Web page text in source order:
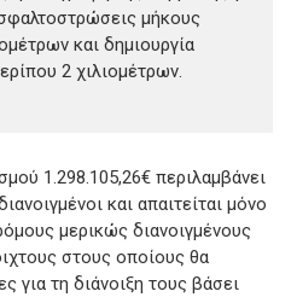
μήκους
και δημιουργία
2 χιλιομέτρων.
1.298.105,26€ περιλαμβάνει
και απαιτείται μόνο
μερικώς διανοιγμένους
στους οποίους θα
για τη διάνοιξη τους βάσει